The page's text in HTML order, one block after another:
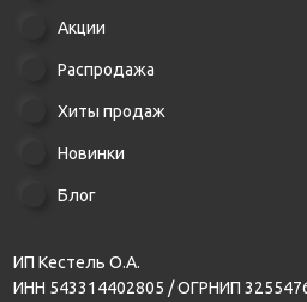
Акции
Распродажа
Хиты продаж
Новинки
Блог
ИП Кестель О.А.
ИНН 543314402805 / ОГРНИП